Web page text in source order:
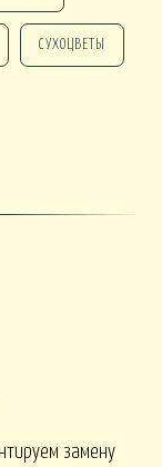
СУХОЦВЕТЫ
замену